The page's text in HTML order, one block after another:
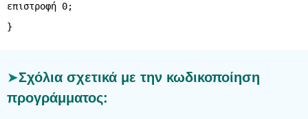
επιστροφή 0;
Σχόλια σχετικά με την κωδικοποίηση
προγράμματος: